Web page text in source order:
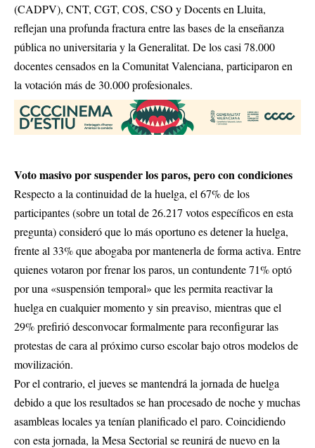
(CADPV), CNT, CGT, COS, CSO y Docents en Lluita,
reflejan una profunda fractura entre las bases de la enseñanza
pública no universitaria y la Generalitat. De los casi 78.000
docentes censados en la Comunitat Valenciana, participaron en
la votación más de 30.000 profesionales.
Voto masivo por suspender los paros, pero con condiciones
Respecto a la continuidad de la huelga, el 67% de los
participantes (sobre un total de 26.217 votos específicos en esta
pregunta) consideró que lo más oportuno es detener la huelga,
frente al 33% que abogaba por mantenerla de forma activa. Entre
quienes votaron por frenar los paros, un contundente 71% optó
por una «suspensión temporal» que les permita reactivar la
huelga en cualquier momento y sin preaviso, mientras que el
29% prefirió desconvocar formalmente para reconfigurar las
protestas de cara al próximo curso escolar bajo otros modelos de
movilización.
Por el contrario, el jueves se mantendrá la jornada de huelga
debido a que los resultados se han procesado de noche y muchas
asambleas locales ya tenían planificado el paro. Coincidiendo
con esta jornada, la Mesa Sectorial se reunirá de nuevo en la